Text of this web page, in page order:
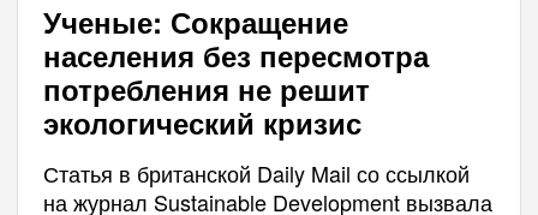
Ученые: Сокращение
населения без пересмотра
потребления не решит
экологический кризис
Статья в британской Daily Mail со ссылкой
на журнал Sustainable Development вызвала